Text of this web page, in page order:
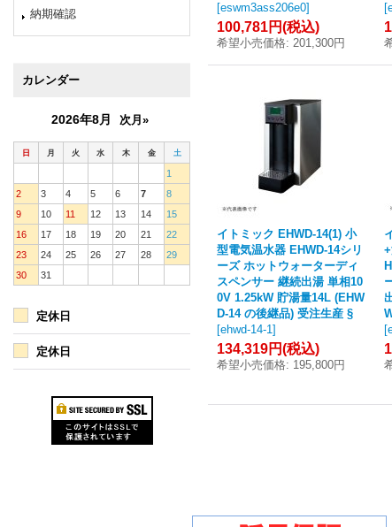
納期確認
カレンダー
2026年8月 次月»
日 月 火 水 木 金 土
1
2
3 4 5 6 7
8
9
10 11 12 13 14
15
16
17 18 19 20 21
22
23
24 25 26 27 28
29
30
31
定休日
定休日
[eswm3ass206e0]
100,781円(税込)
希望小売価格: 201,300円
[
イトミック EHWD-14(1) 小
型電気温水器 EHWD-14シリ
ーズ ホットウォーターディ
スペンサー 継続出湯 単相10
0V 1.25kW 貯湯量14L (EHW
D-14 の後継品) 受注生産 §
[ehwd-14-1]
134,319円(税込)
希望小売価格: 195,800円
[